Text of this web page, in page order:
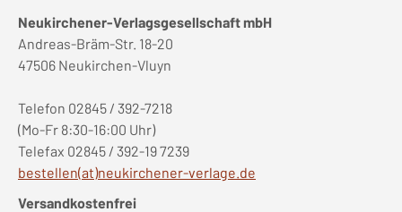
Neukirchener-Verlagsgesellschaft mbH
Andreas-Bräm-Str. 18-20
47506 Neukirchen-Vluyn
Telefon 02845 / 392-7218
(Mo-Fr 8:30-16:00 Uhr)
Telefax 02845 / 392-19 7239
bestellen(at)neukirchener-verlage.de
Versandkostenfrei